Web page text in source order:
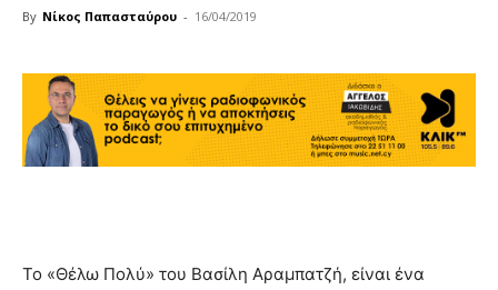
By Νίκος Παπασταύρου - 16/04/2019
Το «Θέλω Πολύ» του Βασίλη Αραμπατζή, είναι ένα